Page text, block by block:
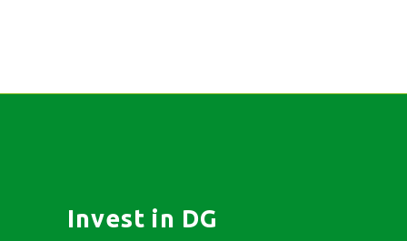
Invest in DG